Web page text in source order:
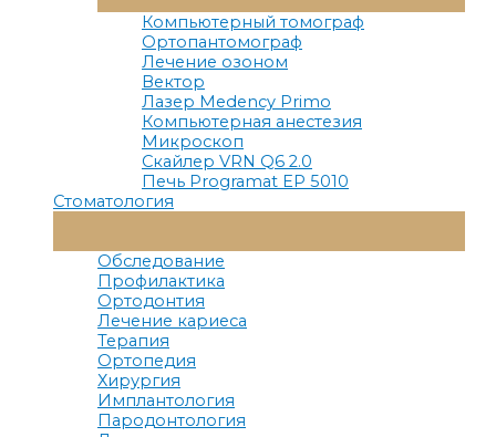
Меню
Компьютерный томограф
Ортопантомограф
Лечение озоном
Вектор
Лазер Medency Primo
Компьютерная анестезия
Микроскоп
Скайлер VRN Q6 2.0
Печь Programat EP 5010
Стоматология
Меню
Обследование
Профилактика
Ортодонтия
Лечение кариеса
Терапия
Ортопедия
Хирургия
Имплантология
Пародонтология